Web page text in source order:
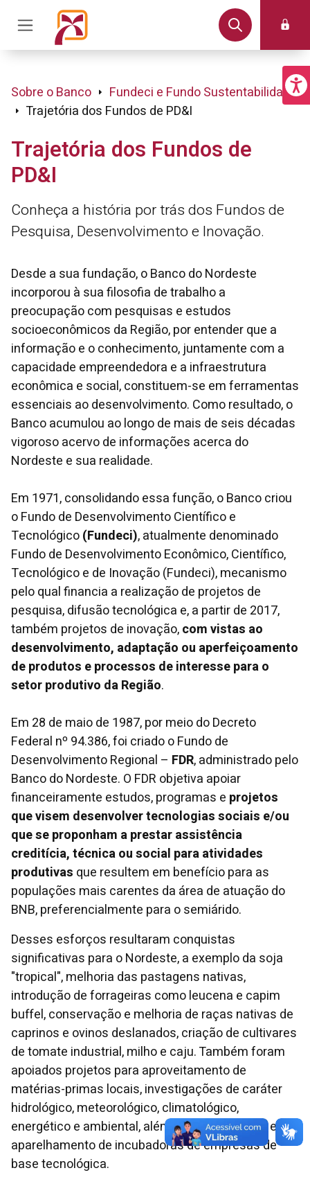
Sobre o Banco
Fundeci e Fundo Sustentabilidade
Trajetória dos Fundos de PD&I
Trajetória dos Fundos de
PD&I
Conheça a história por trás dos Fundos de
Pesquisa, Desenvolvimento e Inovação.
Desde a sua fundação, o Banco do Nordeste
incorporou à sua filosofia de trabalho a
preocupação com pesquisas e estudos
socioeconômicos da Região, por entender que a
informação e o conhecimento, juntamente com a
capacidade empreendedora e a infraestrutura
econômica e social, constituem-se em ferramentas
essenciais ao desenvolvimento. Como resultado, o
Banco acumulou ao longo de mais de seis décadas
vigoroso acervo de informações acerca do
Nordeste e sua realidade.
Em 1971, consolidando essa função, o Banco criou
o Fundo de Desenvolvimento Científico e
Tecnológico(Fundeci), atualmente denominado
Fundo de Desenvolvimento Econômico, Científico,
Tecnológico e de Inovação (Fundeci), mecanismo
pelo qual financia a realização de projetos de
pesquisa, difusão tecnológica e, a partir de 2017,
também projetos de inovação,com vistas ao
desenvolvimento, adaptação ou aperfeiçoamento
de produtos e processos de interesse para o
setor produtivo da Região.
Em 28 de maio de 1987, por meio do Decreto
Federal nº 94.386, foi criado o Fundo de
Desenvolvimento Regional – FDR, administrado pelo
Banco do Nordeste. O FDR objetiva apoiar
financeiramente estudos, programas e projetos
que visem desenvolver tecnologias sociais e/ou
que se proponham a prestar assistência
creditícia, técnica ou social para atividades
produtivas que resultem em benefício para as
populações mais carentes da área de atuação do
BNB, preferencialmente para o semiárido.
Desses esforços resultaram conquistas
significativas para o Nordeste, a exemplo da soja
"tropical", melhoria das pastagens nativas,
introdução de forrageiras como leucena e capim
buffel, conservação e melhoria de raças nativas de
caprinos e ovinos deslanados, criação de cultivares
de tomate industrial, milho e caju. Também foram
apoiados projetos para aproveitamento de
matérias-primas locais, investigações de caráter
hidrológico, meteorológico, climatológico,
energético e ambiental, além da infraestrutura e o
aparelhamento de incubadoras de empresas de
base tecnológica.